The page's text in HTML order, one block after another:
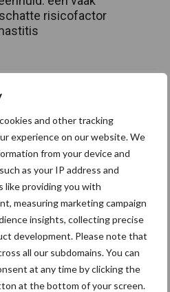
and other tracking
experience on our website. We
from your device and
as your IP address and
like providing you with
measuring marketing campaign
insights, collecting precise
development. Please note that
all our subdomains. You can
at any time by clicking the
at the bottom of your screen.
risicofactor
ziet volume en
groeien in
Nederlandse
Fokkerij